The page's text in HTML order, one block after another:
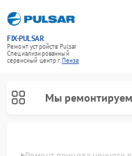
FIX-PULSAR
Ремонт устройств Pulsar
Специализированный
cервисный центр г.Пенза
Мы ремонтируем